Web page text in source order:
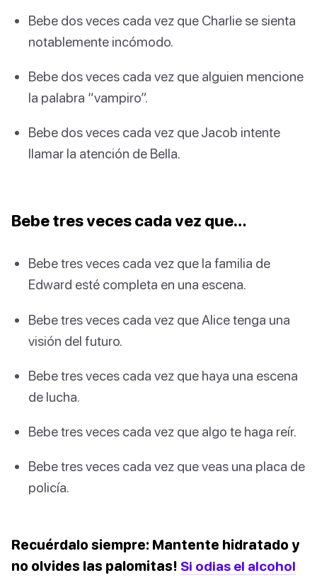
Bebe dos veces cada vez que Charlie se sienta
notablemente incómodo.
Bebe dos veces cada vez que alguien mencione
la palabra “vampiro”.
Bebe dos veces cada vez que Jacob intente
llamar la atención de Bella.
Bebe tres veces cada vez que…
Bebe tres veces cada vez que la familia de
Edward esté completa en una escena.
Bebe tres veces cada vez que Alice tenga una
visión del futuro.
Bebe tres veces cada vez que haya una escena
de lucha.
Bebe tres veces cada vez que algo te haga reír.
Bebe tres veces cada vez que veas una placa de
policía.
Recuérdalo siempre: Mantente hidratado y
no olvides las palomitas! Si odias el alcohol